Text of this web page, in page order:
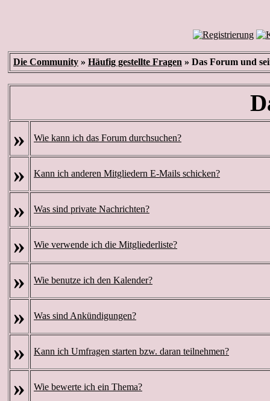
Die Community » Häufig gestellte Fragen » Das Forum und
»
Wie kann ich das Forum durchsuchen?
» Kann ich anderen Mitgliedern E-Mails schicken?
» Was sind private Nachrichten?
» Wie verwende ich die Mitgliederliste?
» Wie benutze ich den Kalender?
» Was sind Ankündigungen?
» Kann ich Umfragen starten bzw. daran teilnehmen?
» Wie bewerte ich ein Thema?